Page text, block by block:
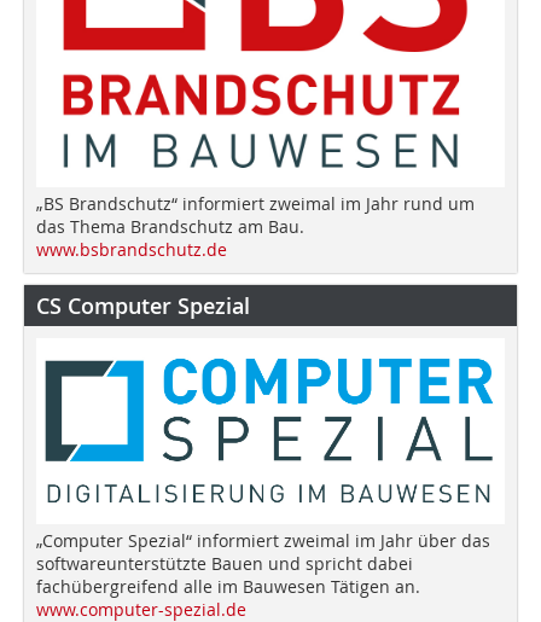
„BS Brandschutz“ informiert zweimal im Jahr rund um
das Thema Brandschutz am Bau.
www.bsbrandschutz.de
CS Computer Spezial
„Computer Spezial“ informiert zweimal im Jahr über das
softwareunterstützte Bauen und spricht dabei
fachübergreifend alle im Bauwesen Tätigen an.
www.computer-spezial.de